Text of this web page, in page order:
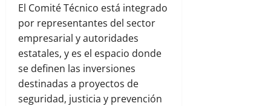
El Comité Técnico está integrado
por representantes del sector
empresarial y autoridades
estatales, y es el espacio donde
se definen las inversiones
destinadas a proyectos de
seguridad, justicia y prevención